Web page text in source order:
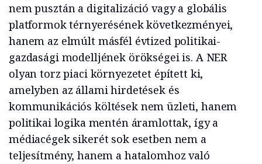
nem pusztán a digitalizáció vagy a globális
platformok térnyerésének következményei,
hanem az elmúlt másfél évtized politikai-
gazdasági modelljének örökségei is. A NER
olyan torz piaci környezetet épített ki,
amelyben az állami hirdetések és
kommunikációs költések nem üzleti, hanem
politikai logika mentén áramlottak, így a
médiacégek sikerét sok esetben nem a
teljesítmény, hanem a hatalomhoz való